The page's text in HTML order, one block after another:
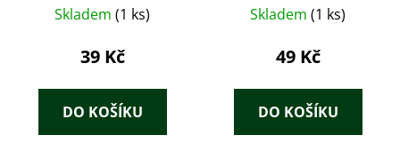
Skladem (1 ks)
39 Kč
DO KOŠÍKU
Skladem (1 ks)
49 Kč
DO KOŠÍKU